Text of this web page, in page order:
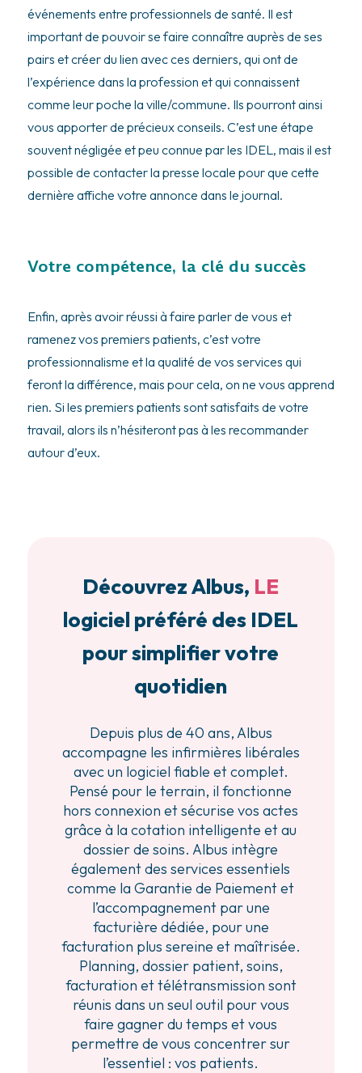
événements entre professionnels de santé. Il est
important de pouvoir se faire connaître auprès de ses
pairs et créer du lien avec ces derniers, qui ont de
l’expérience dans la profession et qui connaissent
comme leur poche la ville/commune. Ils pourront ainsi
vous apporter de précieux conseils. C’est une étape
souvent négligée et peu connue par les IDEL, mais il est
possible de contacter la presse locale pour que cette
dernière affiche votre annonce dans le journal.
Votre compétence, la clé du succès
Enfin, après avoir réussi à faire parler de vous et
ramenez vos premiers patients, c’est votre
professionnalisme et la qualité de vos services qui
feront la différence, mais pour cela, on ne vous apprend
rien. Si les premiers patients sont satisfaits de votre
travail, alors ils n’hésiteront pas à les recommander
autour d’eux.
Découvrez Albus, LE
logiciel préféré des IDEL
pour simplifier votre
quotidien
Depuis plus de 40 ans, Albus
accompagne les infirmières libérales
avec un logiciel fiable et complet.
Pensé pour le terrain, il fonctionne
hors connexion et sécurise vos actes
grâce à la cotation intelligente et au
dossier de soins. Albus intègre
également des services essentiels
comme la Garantie de Paiement et
l’accompagnement par une
facturière dédiée, pour une
facturation plus sereine et maîtrisée.
Planning, dossier patient, soins,
facturation et télétransmission sont
réunis dans un seul outil pour vous
faire gagner du temps et vous
permettre de vous concentrer sur
l’essentiel : vos patients.